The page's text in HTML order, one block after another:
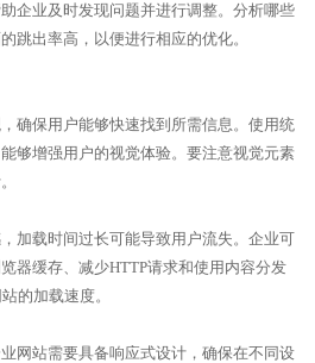
企业及时发现问题并进行调整。分析哪些
跳出率高，以便进行相应的优化。
确保用户能够快速找到所需信息。使用统
够增强用户的视觉体验。要注意视觉元素
加载时间过长可能导致用户流失。企业可
器缓存、减少HTTP请求和使用内容分发
的加载速度。
网站需要具备响应式设计，确保在不同设